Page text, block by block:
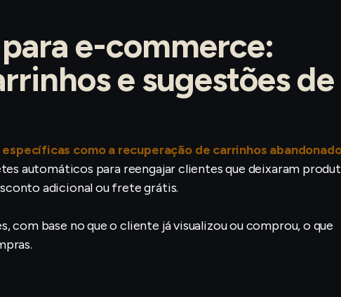
e-commerce:
e sugestões de
como a recuperação de carrinhos
automáticos para reengajar clientes que deixaram
adicional ou frete grátis.
base no que o cliente já visualizou ou comprou, o que